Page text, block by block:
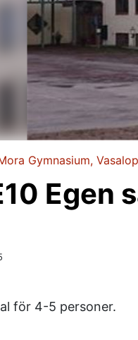
Gymnasium,
Egen
för 4-5 personer.